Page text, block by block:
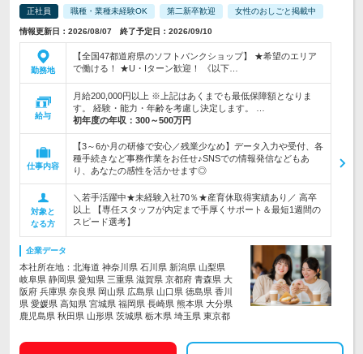
正社員 職種・業種未経験OK 第二新卒歓迎 女性のおしごと掲載中
情報更新日：2026/08/07 終了予定日：2026/09/10
勤務地
【全国47都道府県のソフトバンクショップ】 ★希望のエリア
で働ける！ ★U・Iターン歓迎！ 《以下…
給与
月給200,000円以上 ※上記はあくまでも最低保障額となりま
す。 経験・能力・年齢を考慮し決定します。 …
初年度の年収： 300～500万円
仕事内容
【3～6か月の研修で安心／残業少なめ】データ入力や受付、各
種手続きなど事務作業をお任せ♪SNSでの情報発信などもあ
り、あなたの感性を活かせます◎
対象と
なる方
＼若手活躍中★未経験入社70％★産育休取得実績あり／ 高卒
以上 【専任スタッフが内定まで手厚くサポート＆最短1週間の
スピード選考】
企業データ
本社所在地：北海道 神奈川県 石川県 新潟県 山梨県
岐阜県 静岡県 愛知県 三重県 滋賀県 京都府 青森県 大
阪府 兵庫県 奈良県 岡山県 広島県 山口県 徳島県 香川
県 愛媛県 高知県 宮城県 福岡県 長崎県 熊本県 大分県
鹿児島県 秋田県 山形県 茨城県 栃木県 埼玉県 東京都